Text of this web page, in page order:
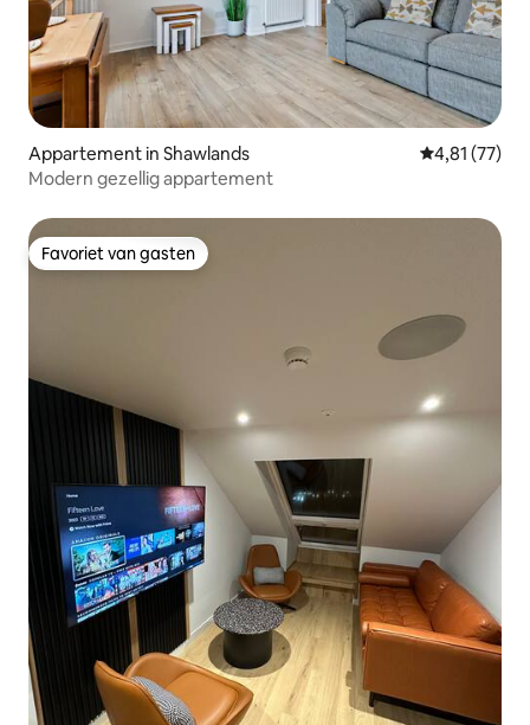
Appartement in Shawlands Gemiddelde
4,81 (77)
Modern gezellig appartement
Favoriet van gasten
Favoriet van gasten